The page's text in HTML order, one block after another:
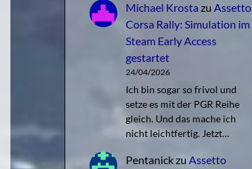
Michael Krosta zu Assetto
Corsa Rally: Simulation im
Steam Early Access
gestartet
24/04/2026
Ich bin sogar so frivol und
setze es mit der PGR Reihe
gleich. Und das mache ich
nicht leichtfertig. Jetzt…
Pentanickzu Assetto